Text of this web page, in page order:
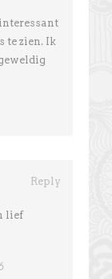
te zien. Ik
Reply
lief